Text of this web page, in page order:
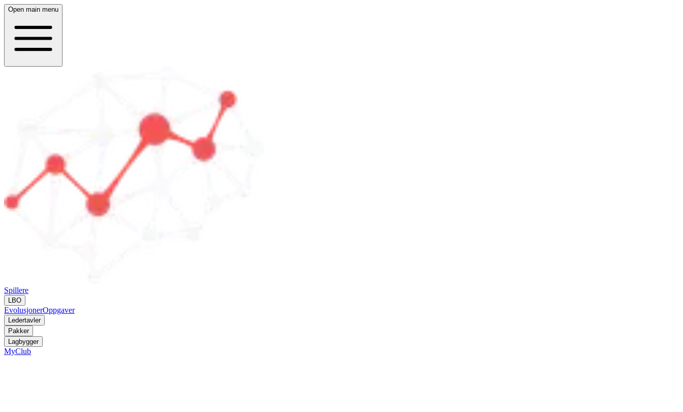
Open main menu
Spillere
LBO
EvolusjonerOppgaver
Ledertavler
Pakker
Lagbygger
MyClub